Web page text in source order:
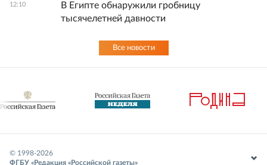
12:10
В Египте обнаружили гробницу
тысячелетней давности
Все новости
© 1998-2026
ФГБУ «Редакция «Российской газеты»